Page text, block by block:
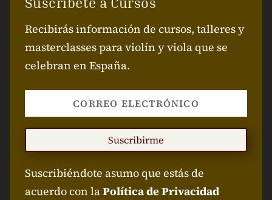
Recibirás información de cursos, talleres y
masterclasses para violín y viola que se
celebran en España.
Suscribirme
Suscribiéndote asumo que estás de
acuerdo con laPolítica de Privacidad